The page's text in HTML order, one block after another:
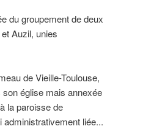
du groupement de deux
Auzil, unies
de Vieille-Toulouse,
église mais annexée
la paroisse de
administrativement liée...